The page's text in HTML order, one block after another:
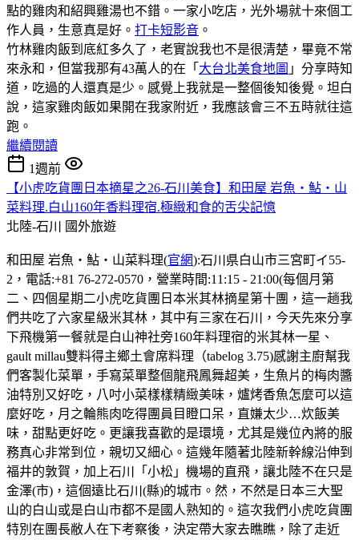
點的雞肉和紹興雞湯也不錯。一家小吃店，光外場就十來個工
作人員，生意真是好。 打卡短影音 。
竹林雞肉飯到底紅多久了，老實說我也不是很清楚，畢竟不常
來永和，但當我那有43萬人的在「 大台北美食地圖 」分享時知
道，吃過的人還真是少。感覺上我就是一整個後知後覺。坦白
說，這家雞肉飯如果開在我家附近，我應該會三不五時就往這
跑。
繼續閱讀
1週前
【小虎吃貨團日本摘星之26-石川美食】和田屋 岩魚・鮎・山
菜料理.白山160年香料理宿.極緻和食的舌尖記憶
北陸-石川
國外旅遊
和田屋 岩魚・鮎・山菜料理(官網):石川県白山市三宮町イ55-
2，電話:+81 76-272-0570，營業時間:11:15 - 21:00(每個月第
二、四個星期二小虎吃貨團日本米其林摘星第十團，這一趟我
們共吃了六家星級米其林，其中有三家在石川，今天先來分享
下飛機第一餐就是白山神社旁160年料理宿的米其林一星、
gault millau雙料得主鄉土會席料理（tabelog 3.75)感謝主廚幫我
們客製化菜單，手寫菜單整個龍飛鳳舞超美，生魚片的梅肉醬
油特別又好吃，八吋小菜樣樣精緻美味，爐烤香魚怎麼可以這
麼好吃，月之輪熊肉吃得團員目瞪口呆，直嫌太少…炊飯美
味，甜點更好吃。更讓我喜歡的是環境，尤其是幾位內將的服
務真心非常到位，親切又細心。這幾年隨著北陸新幹線沿伸到
福井的敦賀，加上石川「小松」機場的直飛，讓北陸不在只是
金澤(市)，這個遠比石川(縣)的城市。然，不然是日本三大聖
山的白山或是白山市都不是國人熟知的。這次我們小虎吃貨團
特別在團長敝人在下考察後，決定帶大家去瞧瞧，除了走近